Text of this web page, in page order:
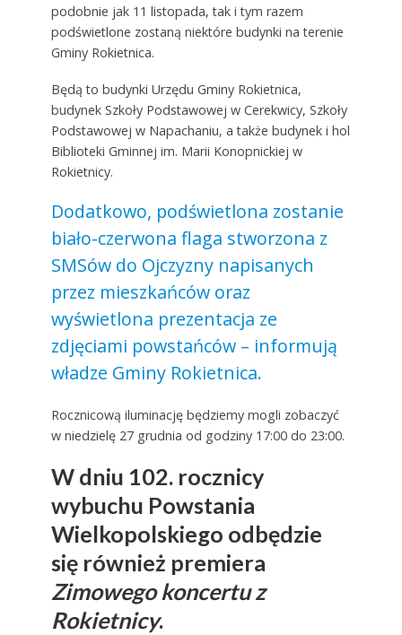
podobnie jak 11 listopada, tak i tym razem
podświetlone zostaną niektóre budynki na terenie
Gminy Rokietnica.
Będą to budynki Urzędu Gminy Rokietnica,
budynek Szkoły Podstawowej w Cerekwicy, Szkoły
Podstawowej w Napachaniu, a także budynek i hol
Biblioteki Gminnej im. Marii Konopnickiej w
Rokietnicy.
Dodatkowo, podświetlona zostanie
biało-czerwona flaga stworzona z
SMSów do Ojczyzny napisanych
przez mieszkańców oraz
wyświetlona prezentacja ze
zdjęciami powstańców – informują
władze Gminy Rokietnica.
Rocznicową iluminację będziemy mogli zobaczyć
w niedzielę 27 grudnia od godziny 17:00 do 23:00.
W dniu 102. rocznicy
wybuchu Powstania
Wielkopolskiego odbędzie
się również premiera
Zimowego koncertu z
Rokietnicy.